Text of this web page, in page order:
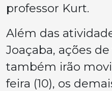
professor Kurt.
Além das
Joaçaba, ações
também irão
feira (10), os